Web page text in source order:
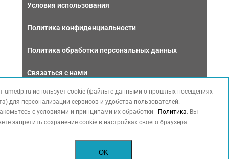
Условия использования
Политика конфиденциальности
Политика обработки персональных данных
Связаться с нами
также содержит материалы, принадлежащие третьей стороне,
охраняемые законом РФ об авторских правах.
umedp.ru использует cookie (файлы с данными о прошлых посещениях
для персонализации сервисов и удобства пользователей.
с условиями и принципами их обработки - Политика. Вы
запретить сохранение cookie в настройках своего браузера.
OK